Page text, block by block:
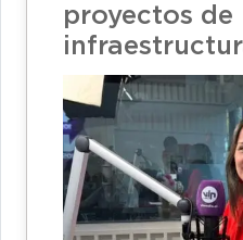
proyectos de